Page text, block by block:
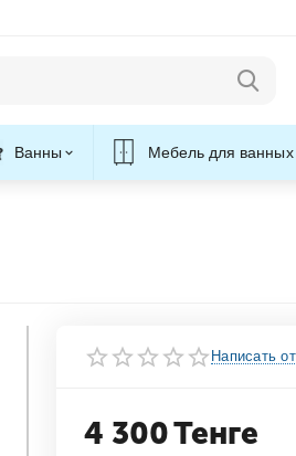
Ванны Мебель для ванных
Написать
4 300Тенге